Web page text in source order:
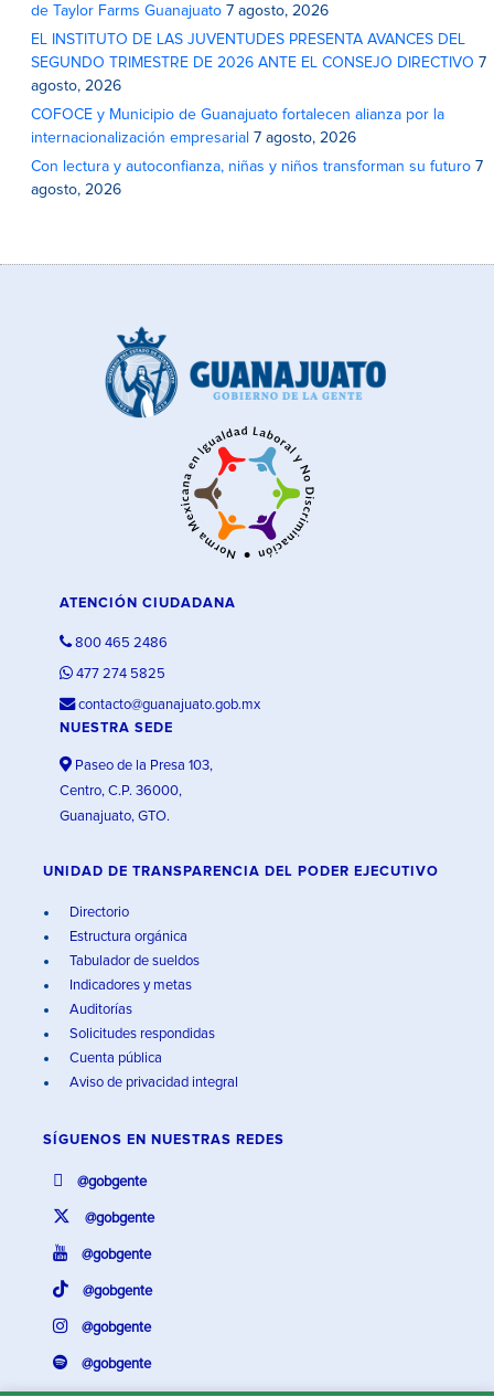
de Taylor Farms Guanajuato 7 agosto, 2026
EL INSTITUTO DE LAS JUVENTUDES PRESENTA AVANCES DEL
SEGUNDO TRIMESTRE DE 2026 ANTE EL CONSEJO DIRECTIVO 7
agosto, 2026
COFOCE y Municipio de Guanajuato fortalecen alianza por la
internacionalización empresarial 7 agosto, 2026
Con lectura y autoconfianza, niñas y niños transforman su futuro 7
agosto, 2026
ATENCIÓN CIUDADANA
800 465 2486
477 274 5825
contacto@guanajuato.gob.mx
NUESTRA SEDE
Paseo de la Presa 103,
Centro, C.P. 36000,
Guanajuato, GTO.
UNIDAD DE TRANSPARENCIA DEL PODER EJECUTIVO
Directorio
Estructura orgánica
Tabulador de sueldos
Indicadores y metas
Auditorías
Solicitudes respondidas
Cuenta pública
Aviso de privacidad integral
SÍGUENOS EN NUESTRAS REDES
@gobgente
@gobgente
@gobgente
@gobgente
@gobgente
@gobgente